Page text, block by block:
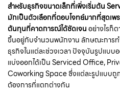
สำหรับธุรกิจขนาดเล็กที่เพิ่งเริ่มต้น
มักเป็นตัวเลือกที่ตอบโจทย์มากที่สุดเพร
ต้นทุนที่คาดการณ์ได้ชัดเจนอย่างไรก็
ขึ้นอยู่กับจำนวนพนักงาน ลักษณะการท
ธุรกิจในแต่ละช่วงเวลา ปัจจุบันรูปแบ
แบ่งออกได้เป็น Serviced Office,
Coworking Space ซึ่งแต่ละรูปแบบถู
ต้องการที่แตกต่างกัน